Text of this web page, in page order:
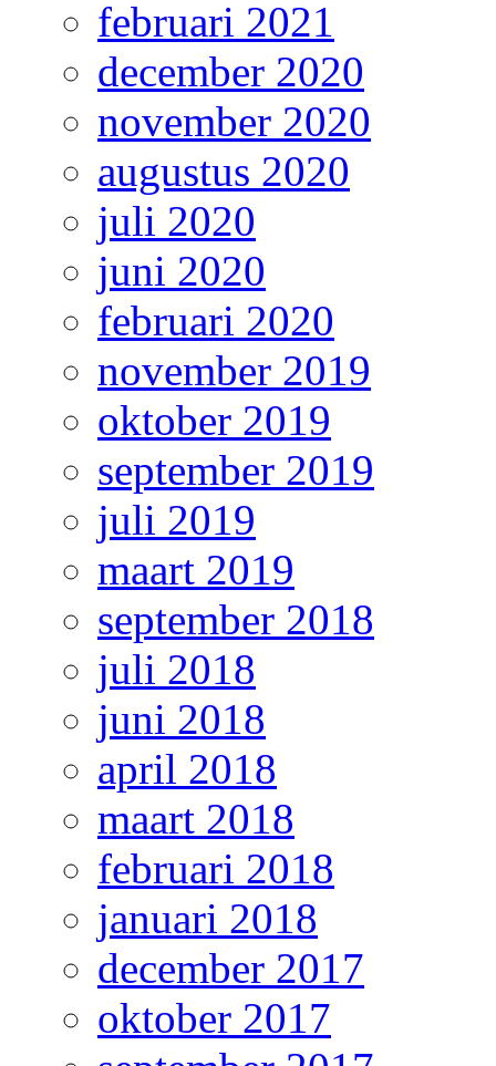
februari 2021
december 2020
november 2020
augustus 2020
juli 2020
juni 2020
februari 2020
november 2019
oktober 2019
september 2019
juli 2019
maart 2019
september 2018
juli 2018
juni 2018
april 2018
maart 2018
februari 2018
januari 2018
december 2017
oktober 2017